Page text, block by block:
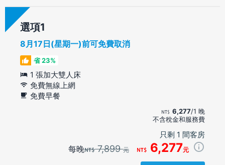
選項
8月17日(星期一)前可免費取消
省 23%
1 張加大雙人床
免費無線上網
免費早餐
6,277/1 晚
不含稅金和服務費
只剩 1 間客房
每晚 7,899元 6,277元